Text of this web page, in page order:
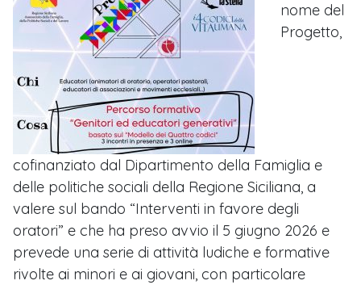
nome del
Progetto,
cofinanziato dal Dipartimento della Famiglia e
delle politiche sociali della Regione Siciliana, a
valere sul bando “Interventi in favore degli
oratori” e che ha preso avvio il 5 giugno 2026 e
prevede una serie di attività ludiche e formative
rivolte ai minori e ai giovani, con particolare